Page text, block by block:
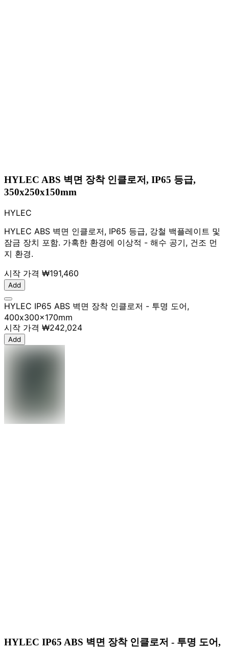
HYLEC ABS 벽면 장착 인클로저, IP65 등급,
350x250x150mm
HYLEC
HYLEC ABS 벽면 인클로저, IP65 등급, 강철 백플레이트 및
잠금 장치 포함. 가혹한 환경에 이상적 - 해수 공기, 건조 먼
지 환경.
시작 가격 ₩191,460
Add
HYLEC IP65 ABS 벽면 장착 인클로저 - 투명 도어,
400x300x170mm
시작 가격 ₩242,024
Add
HYLEC IP65 ABS 벽면 장착 인클로저 - 투명 도어,